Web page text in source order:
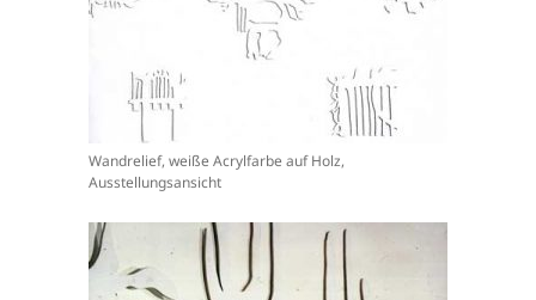
Wandrelief, weiße Acrylfarbe auf Holz,
Ausstellungsansicht